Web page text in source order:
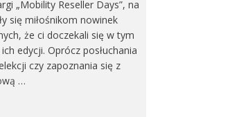
„Mobility Reseller Days”, na
się miłośnikom nowinek
że ci doczekali się w tym
edycji. Oprócz posłuchania
czy zapoznania się z
…